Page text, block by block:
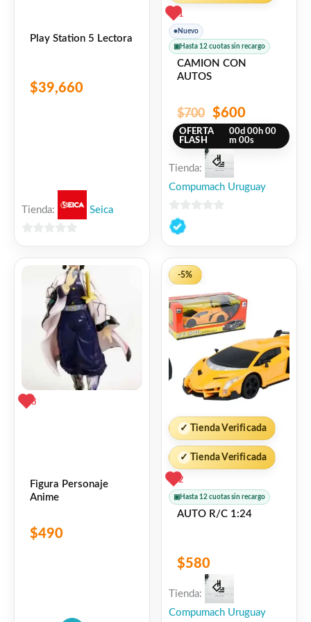
Play Station 5 Lectora
$39,660
Tienda: Seica
1
● Nuevo
▣ Hasta 12 cuotas sin recargo
CAMION CON
AUTOS
$700 $600
OFERTA
FLASH
00d 00h 00
m 00s
Tienda:
Compumach Uruguay
0
de
3
Figura Personaje
Anime
$490
-5%
✓ Tienda Verificada
✓ Tienda Verificada
2
▣ Hasta 12 cuotas sin recargo
AUTO R/C 1:24
$580
Tienda:
Compumach Uruguay